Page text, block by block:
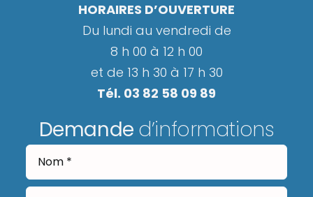
HORAIRES D’OUVERTURE
Du lundi au vendredi de
8 h 00 à 12 h 00
et de 13 h 30 à 17 h 30
Tél. 03 82 58 09 89
Demande d’informations